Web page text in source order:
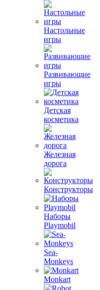
Настольные
игры
Развивающие
игры
Детская
косметика
Железная
дорога
Конструкторы
Наборы
Playmobil
Sea-
Monkeys
Monkart